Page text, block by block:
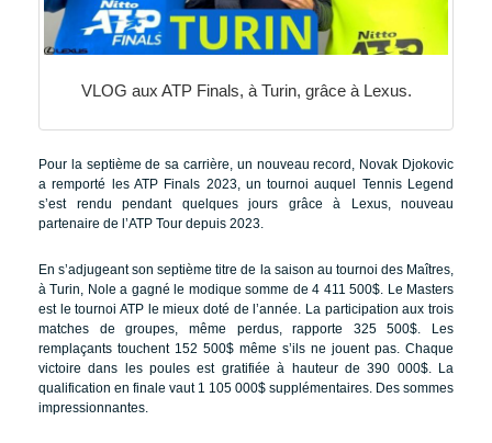
VLOG aux ATP Finals, à Turin, grâce à Lexus.
Pour la septième de sa carrière, un nouveau record, Novak Djokovic
a remporté les ATP Finals 2023, un tournoi auquel Tennis Legend
s’est rendu pendant quelques jours grâce à Lexus, nouveau
partenaire de l’ATP Tour depuis 2023.
En s’adjugeant son septième titre de la saison au tournoi des Maîtres,
à Turin, Nole a gagné le modique somme de 4 411 500$. Le Masters
est le tournoi ATP le mieux doté de l’année. La participation aux trois
matches de groupes, même perdus, rapporte 325 500$. Les
remplaçants touchent 152 500$ même s’ils ne jouent pas. Chaque
victoire dans les poules est gratifiée à hauteur de 390 000$. La
qualification en finale vaut 1 105 000$ supplémentaires. Des sommes
impressionnantes.